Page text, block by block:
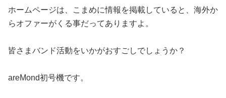
ホームページは、こまめに情報を掲載していると、海外か
らオファーがくる事だってありますよ。
皆さまバンド活動をいかがおすごしでしょうか？
areMond初号機です。